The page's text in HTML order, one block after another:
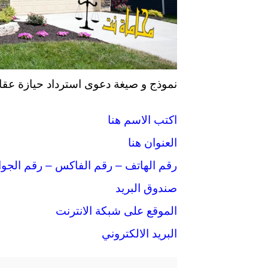
نموذج و صيغة دعوى استرداد حيازة
اكتب الاسم هنا
العنوان هنا
رقم الهاتف – رقم الفاكس – رقم
صندوق البريد
الموقع على شبكة الانترنت
البريد الالكتروني